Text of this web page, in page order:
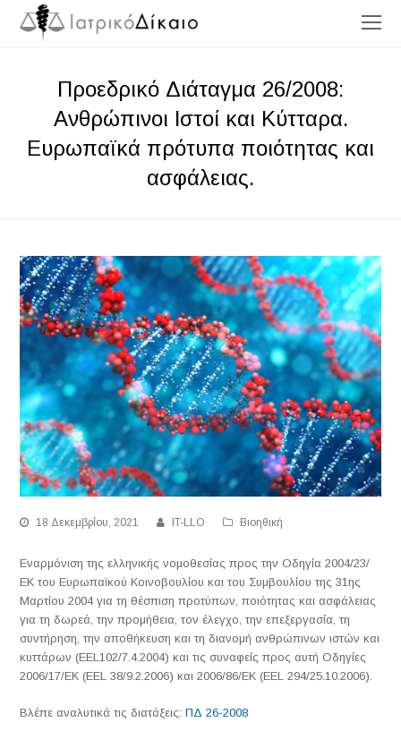
Προεδρικό Διάταγμα 26/2008:
Ανθρώπινοι Ιστοί και Κύτταρα.
Ευρωπαϊκά πρότυπα ποιότητας και
ασφάλειας.
18 Δεκεμβρίου, 2021 IT-LLO Βιοηθική
Εναρμόνιση της ελληνικής νομοθεσίας προς την Οδηγία 2004/23/
ΕΚ του Ευρωπαϊκού Κοινοβουλίου και του Συμβουλίου της 31ης
Μαρτίου 2004 για τη θέσπιση προτύπων, ποιότητας και ασφάλειας
για τη δωρεά, την προμήθεια, τον έλεγχο, την επεξεργασία, τη
συντήρηση, την αποθήκευση και τη διανομή ανθρώπινων ιστών και
κυττάρων (EEL102/7.4.2004) και τις συναφείς προς αυτή Οδηγίες
2006/17/ΕΚ (EEL 38/9.2.2006) και 2006/86/ΕΚ (EEL 294/25.10.2006).
Βλέπε αναλυτικά τις διατάξεις:ΠΔ 26-2008